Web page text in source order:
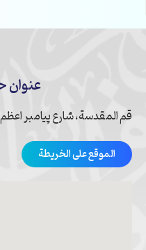
عنوان
قم المقدسة، شارع پیامبر
الموقع على الخريطة